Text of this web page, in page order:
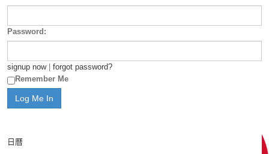
Password:
signup now| forgot password?
Remember Me
日曆